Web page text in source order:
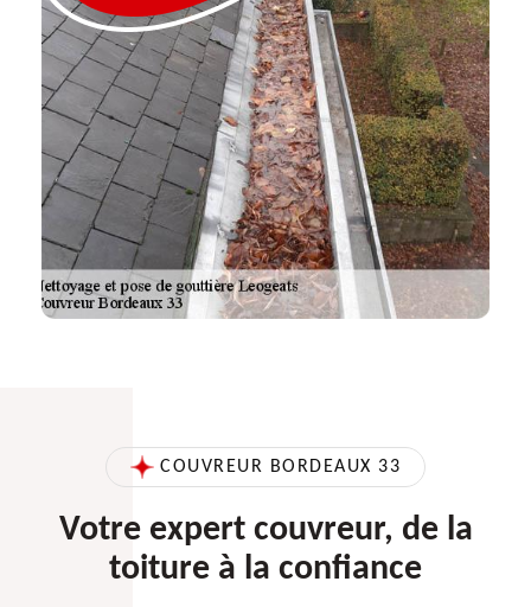
COUVREUR BORDEAUX 33
Votre expert couvreur, de la
toiture à la confiance